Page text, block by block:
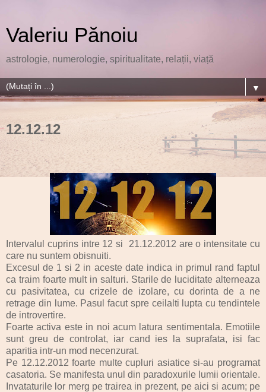
Valeriu Pănoiu
astrologie, numerologie, spiritualitate, relații, viață
▼
12.12.12
Intervalul cuprins intre 12 si 21.12.2012 are o intensitate cu
care nu suntem obisnuiti.
Excesul de 1 si 2 in aceste date indica in primul rand faptul
ca traim foarte mult in salturi. Starile de luciditate alterneaza
cu pasivitatea, cu crizele de izolare, cu dorinta de a ne
retrage din lume. Pasul facut spre ceilalti lupta cu tendintele
de introvertire.
Foarte activa este in noi acum latura sentimentala. Emotiile
sunt greu de controlat, iar cand ies la suprafata, isi fac
aparitia intr-un mod necenzurat.
Pe 12.12.2012 foarte multe cupluri asiatice si-au programat
casatoria. Se manifesta unul din paradoxurile lumii orientale.
Invataturile lor merg pe trairea in prezent, pe aici si acum; pe